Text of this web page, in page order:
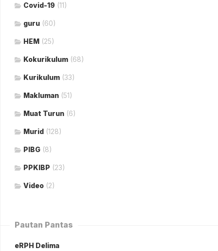
Covid-19 (11)
guru (60)
HEM (25)
Kokurikulum (68)
Kurikulum (33)
Makluman (51)
Muat Turun (6)
Murid (128)
PIBG (8)
PPKIBP (23)
Video (2)
Pautan Pantas
eRPH Delima